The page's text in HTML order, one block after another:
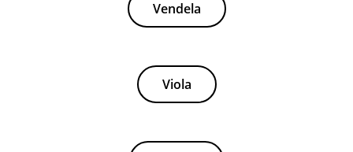
Vendela
Viola